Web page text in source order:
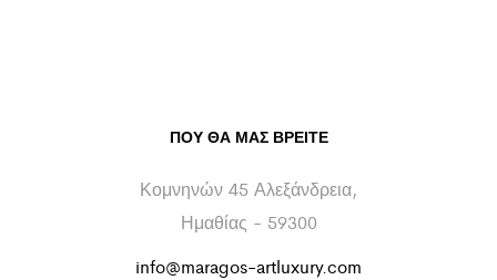
ΠΟΥ ΘΑ ΜΑΣ ΒΡΕΊΤΕ
Κομνηνών 45 Αλεξάνδρεια,
Ημαθίας - 59300
info@maragos-artluxury.com